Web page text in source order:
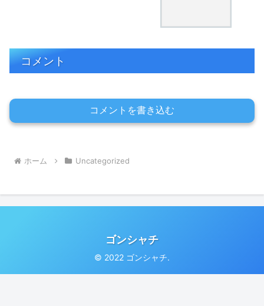
コメント
コメントを書き込む
ホーム Uncategorized
ゴンシャチ
© 2022 ゴンシャチ.